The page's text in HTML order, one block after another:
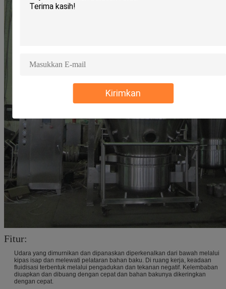
Kirimkan
Fitur:
Udara yang dimurnikan dan dipanaskan diperkenalkan dari bawah melalui
kipas isap dan melewati pelataran bahan baku. Di ruang kerja, keadaan
fluidisasi terbentuk melalui pengadukan dan tekanan negatif. Kelembaban
diuapkan dan dibuang dengan cepat dan bahan bakunya dikeringkan
dengan cepat.